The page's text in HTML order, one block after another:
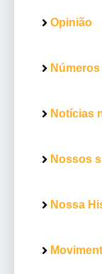
Opinião
Números
Notícias
Nossos
Nossa